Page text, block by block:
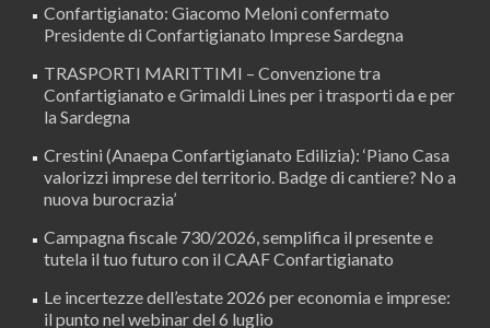
Confartigianato: Giacomo Meloni confermato
Presidente di Confartigianato Imprese Sardegna
TRASPORTI MARITTIMI – Convenzione tra
Confartigianato e Grimaldi Lines per i trasporti da e per
la Sardegna
Crestini (Anaepa Confartigianato Edilizia): ‘Piano Casa
valorizzi imprese del territorio. Badge di cantiere? No a
nuova burocrazia’
Campagna fiscale 730/2026, semplifica il presente e
tutela il tuo futuro con il CAAF Confartigianato
Le incertezze dell’estate 2026 per economia e imprese:
il punto nel webinar del 6 luglio